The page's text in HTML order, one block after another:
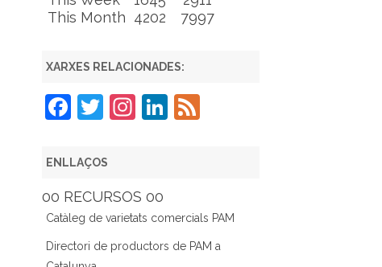
This Month 4202 7997
XARXES RELACIONADES:
F
c
e
b
o
o
T
itt
er
In
gr
a
m
Li
dI
n
F
ENLLAÇOS
00 RECURSOS 00
Catàleg de varietats comercials PAM
Directori de productors de PAM a